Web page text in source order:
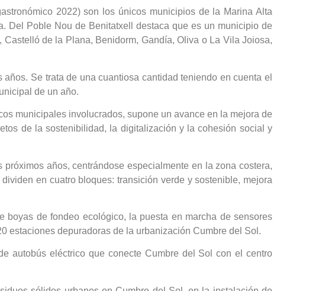
2022) son los únicos municipios de la Marina Alta
Del Poble Nou de Benitatxell destaca que es un municipio de
de la Plana, Benidorm, Gandía, Oliva o La Vila Joiosa,
Se trata de una cuantiosa cantidad teniendo en cuenta el
de un año.
municipales involucrados, supone un avance en la mejora de
de la sostenibilidad, la digitalización y la cohesión social y
años, centrándose especialmente en la zona costera,
en cuatro bloques: transición verde y sostenible, mejora
de fondeo ecológico, la puesta en marcha de sensores
estaciones depuradoras de la urbanización Cumbre del Sol.
autobús eléctrico que conecte Cumbre del Sol con el centro